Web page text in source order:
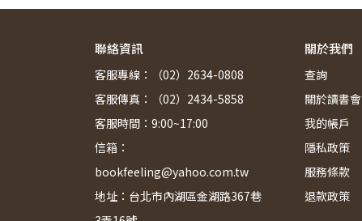
聯絡資訊
客服專線：（02）2634-0808
客服傳真：（02）2434-5858
客服時間：9:00~17:00
信箱：
bookfeeling@yahoo.com.tw
地址：台北市內湖區金湖路367巷
關於我們
查詢
關於讀書會
我的帳戶
隱私政策
服務條款
退款政策